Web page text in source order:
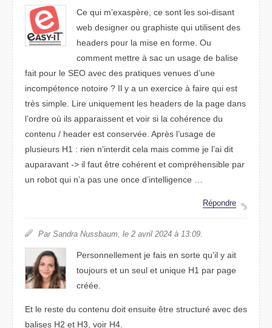
Ce qui m’exaspère, ce sont les soi-disant
web designer ou graphiste qui utilisent des
headers pour la mise en forme. Ou
comment mettre à sac un usage de balise
fait pour le SEO avec des pratiques venues d’une
incompétence notoire ? Il y a un exercice à faire qui est
très simple. Lire uniquement les headers de la page dans
l’ordre où ils apparaissent et voir si la cohérence du
contenu / header est conservée. Après l’usage de
plusieurs H1 : rien n’interdit cela mais comme je l’ai dit
auparavant -> il faut être cohérent et compréhensible par
un robot qui n’a pas une once d’intelligence …
Répondre
Par Sandra Nussbaum, le 2 avril 2024 à 13:09.
Personnellement je fais en sorte qu’il y ait
toujours et un seul et unique H1 par page
créée.
Et le reste du contenu doit ensuite être structuré avec des
balises H2 et H3, voir H4.